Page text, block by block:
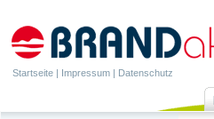
Startseite | Impressum | Datenschutz